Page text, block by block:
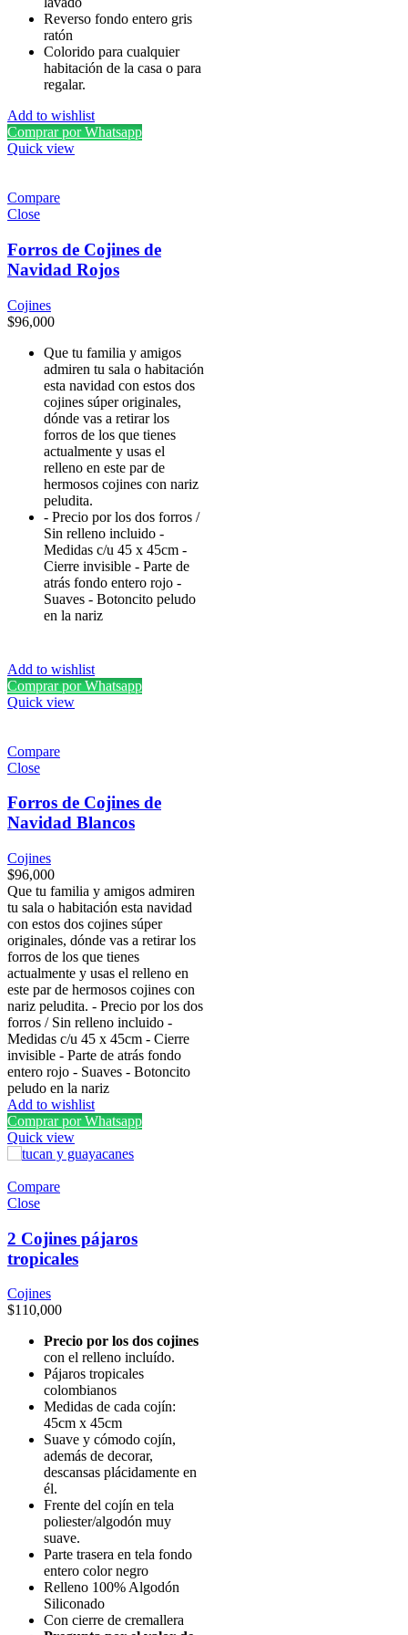
Reverso fondo entero gris
ratón
Colorido para cualquier
habitación de la casa o para
regalar.
Add to wishlist
Comprar por Whatsapp
Quick view
Compare
Close
Forros de Cojines de
Navidad Rojos
Cojines
$96,000
Que tu familia y amigos
admiren tu sala o habitación
esta navidad con estos dos
cojines súper originales,
dónde vas a retirar los
forros de los que tienes
actualmente y usas el
relleno en este par de
hermosos cojines con nariz
peludita.
- Precio por los dos forros /
Sin relleno incluido -
Medidas c/u 45 x 45cm -
Cierre invisible - Parte de
atrás fondo entero rojo -
Suaves - Botoncito peludo
en la nariz
tu
estilo
la
mejor
selección
de
correas
para
relojes
inteligentes
que
combinan
perfectamente
con
tu
personalidad
y
estilo
de
Descubre
únicos
y
materiales
de
alta
calidad
no
solo
brindan
comodidad,
sino
completan
outfit.
Add to wishlist
Comprar por Whatsapp
Quick view
Compare
Close
Forros de Cojines de
Navidad Blancos
Cojines
$96,000
Que tu familia y amigos admiren
tu sala o habitación esta navidad
con estos dos cojines súper
originales, dónde vas a retirar los
forros de los que tienes
actualmente y usas el relleno en
este par de hermosos cojines con
nariz peludita. - Precio por los dos
forros / Sin relleno incluido -
Medidas c/u 45 x 45cm - Cierre
invisible - Parte de atrás fondo
entero rojo - Suaves - Botoncito
peludo en la nariz
Add to wishlist
Comprar por Whatsapp
Quick view
Compare
Close
2 Cojines pájaros
tropicales
Cojines
$110,000
Precio por los dos cojines
con el relleno incluído.
Pájaros tropicales
colombianos
Medidas de cada cojín:
45cm x 45cm
Suave y cómodo cojín,
además de decorar,
descansas plácidamente en
él.
Frente del cojín en tela
poliester/algodón muy
suave.
Parte trasera en tela fondo
entero color negro
Relleno 100% Algodón
Siliconado
Con cierre de cremallera